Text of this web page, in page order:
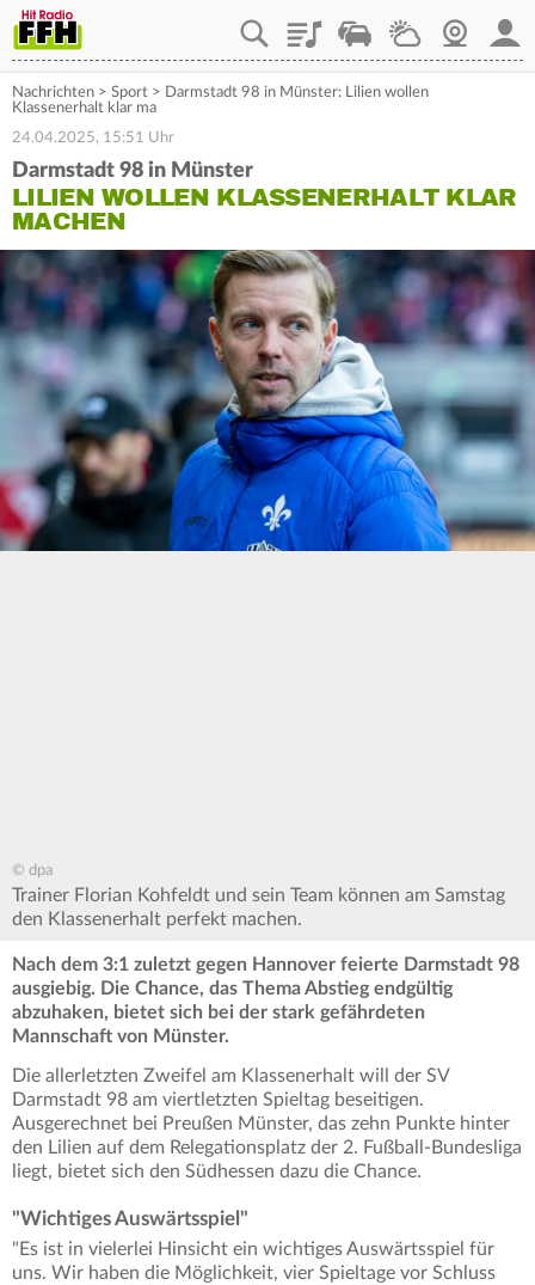
PlaylistStaupilotWetterWebcam
Nachrichten > Sport > Darmstadt 98 in Münster: Lilien wollen
Klassenerhalt klar ma
24.04.2025, 15:51 Uhr
Darmstadt 98 in Münster
LILIEN WOLLEN KLASSENERHALT KLAR
MACHEN
© dpa
Trainer Florian Kohfeldt und sein Team können am Samstag
den Klassenerhalt perfekt machen.
Nach dem 3:1 zuletzt gegen Hannover feierte Darmstadt 98
ausgiebig. Die Chance, das Thema Abstieg endgültig
abzuhaken, bietet sich bei der stark gefährdeten
Mannschaft von Münster.
Die allerletzten Zweifel am Klassenerhalt will der SV
Darmstadt 98 am viertletzten Spieltag beseitigen.
Ausgerechnet bei Preußen Münster, das zehn Punkte hinter
den Lilien auf dem Relegationsplatz der 2. Fußball-Bundesliga
liegt, bietet sich den Südhessen dazu die Chance.
"Wichtiges Auswärtsspiel"
"Es ist in vielerlei Hinsicht ein wichtiges Auswärtsspiel für
uns. Wir haben die Möglichkeit, vier Spieltage vor Schluss